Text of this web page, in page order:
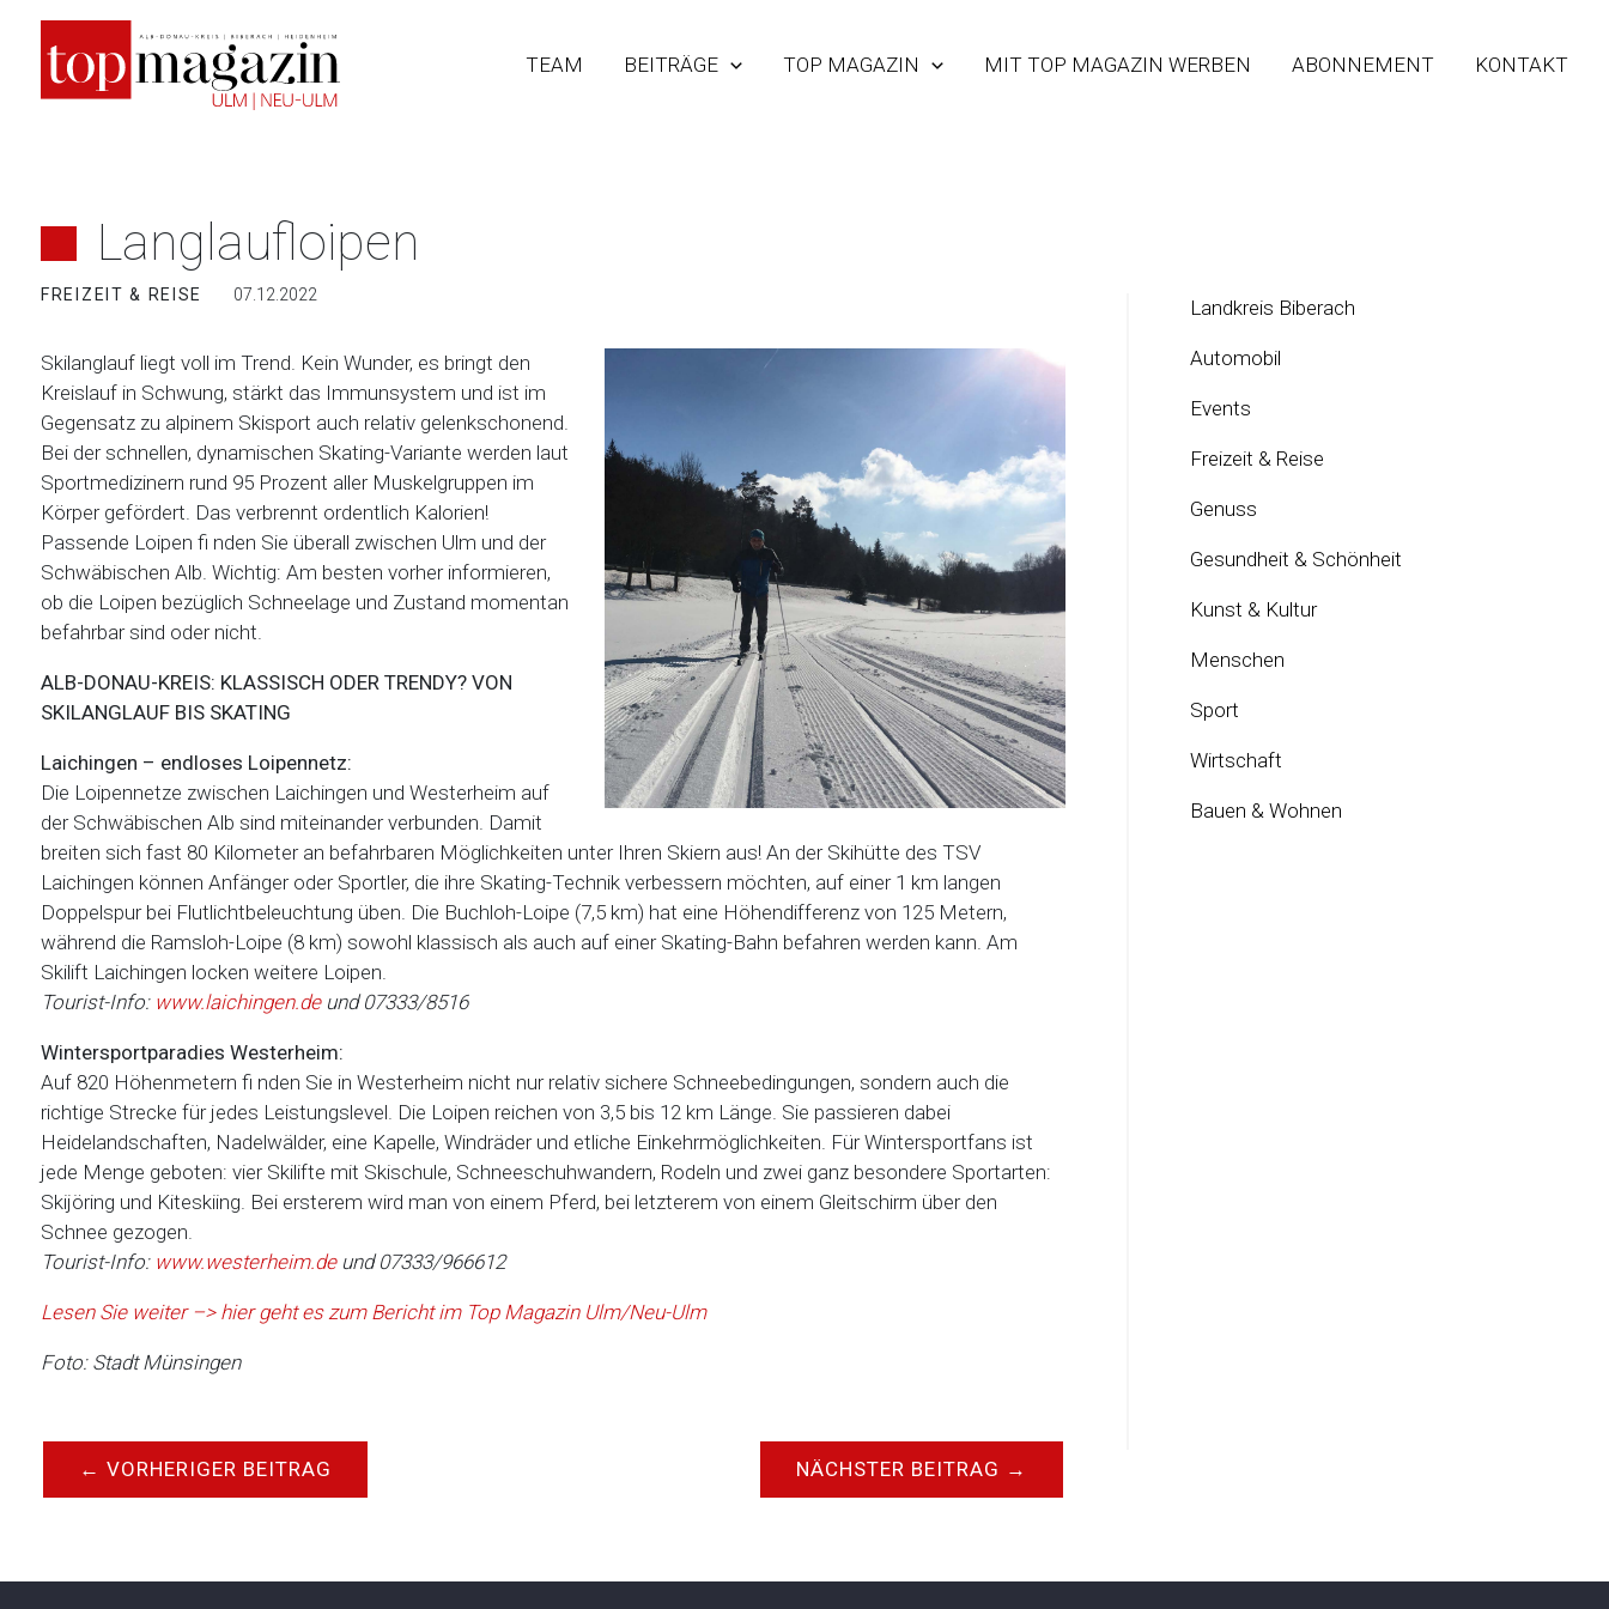
springen
TEAM BEITRÄGE TOP MAGAZIN MIT TOP MAGAZIN WERBEN ABONNEMENT KONTAKT
Langlaufloipen
FREIZEIT & REISE 07.12.2022
Skilanglauf liegt voll im Trend. Kein Wunder, es bringt den
Kreislauf in Schwung, stärkt das Immunsystem und ist im
Gegensatz zu alpinem Skisport auch relativ gelenkschonend.
Bei der schnellen, dynamischen Skating-Variante werden laut
Sportmedizinern rund 95 Prozent aller Muskelgruppen im
Körper gefördert. Das verbrennt ordentlich Kalorien!
Passende Loipen fi nden Sie überall zwischen Ulm und der
Schwäbischen Alb. Wichtig: Am besten vorher informieren,
ob die Loipen bezüglich Schneelage und Zustand momentan
befahrbar sind oder nicht.
ALB-DONAU-KREIS: KLASSISCH ODER TRENDY? VON
SKILANGLAUF BIS SKATING
Laichingen – endloses Loipennetz:
Die Loipennetze zwischen Laichingen und Westerheim auf
der Schwäbischen Alb sind miteinander verbunden. Damit
breiten sich fast 80 Kilometer an befahrbaren Möglichkeiten unter Ihren Skiern aus! An der Skihütte des TSV
Laichingen können Anfänger oder Sportler, die ihre Skating-Technik verbessern möchten, auf einer 1 km langen
Doppelspur bei Flutlichtbeleuchtung üben. Die Buchloh-Loipe (7,5 km) hat eine Höhendifferenz von 125 Metern,
während die Ramsloh-Loipe (8 km) sowohl klassisch als auch auf einer Skating-Bahn befahren werden kann. Am
Skilift Laichingen locken weitere Loipen.
Tourist-Info:www.laichingen.deund 07333/8516
Wintersportparadies Westerheim:
Auf 820 Höhenmetern fi nden Sie in Westerheim nicht nur relativ sichere Schneebedingungen, sondern auch die
richtige Strecke für jedes Leistungslevel. Die Loipen reichen von 3,5 bis 12 km Länge. Sie passieren dabei
Heidelandschaften, Nadelwälder, eine Kapelle, Windräder und etliche Einkehrmöglichkeiten. Für Wintersportfans ist
jede Menge geboten: vier Skilifte mit Skischule, Schneeschuhwandern, Rodeln und zwei ganz besondere Sportarten:
Skijöring und Kiteskiing. Bei ersterem wird man von einem Pferd, bei letzterem von einem Gleitschirm über den
Schnee gezogen.
Tourist-Info: www.westerheim.deund 07333/966612
Lesen Sie weiter –> hier geht es zum Bericht im Top Magazin Ulm/Neu-Ulm
Foto: Stadt Münsingen
← VORHERIGER BEITRAG NÄCHSTER BEITRAG →
Landkreis Biberach
Automobil
Events
Freizeit & Reise
Genuss
Gesundheit & Schönheit
Kunst & Kultur
Menschen
Sport
Wirtschaft
Bauen & Wohnen